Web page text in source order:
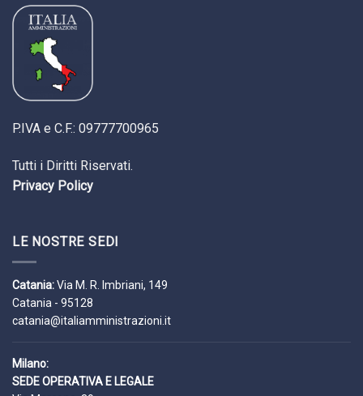
P.IVA e C.F.: 09777700965
Tutti i Diritti Riservati.
Privacy Policy
LE NOSTRE SEDI
Catania:Via M. R. Imbriani, 149
Catania - 95128
catania@italiamministrazioni.it
Milano:
SEDE OPERATIVA E LEGALE